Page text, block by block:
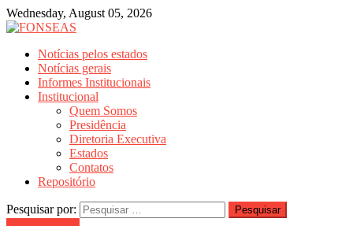
Wednesday, August 05, 2026
Notícias pelos estados
Notí­cias gerais
Informes Institucionais
Institucional
Quem Somos
Presidência
Diretoria Executiva
Estados
Contatos
Repositório
Pesquisar por: